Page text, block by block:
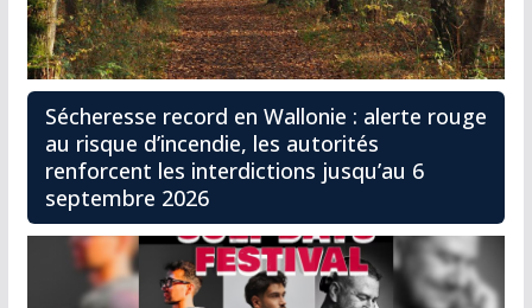
Sécheresse record en Wallonie : alerte rouge
au risque d’incendie, les autorités
renforcent les interdictions jusqu’au 6
septembre 2026